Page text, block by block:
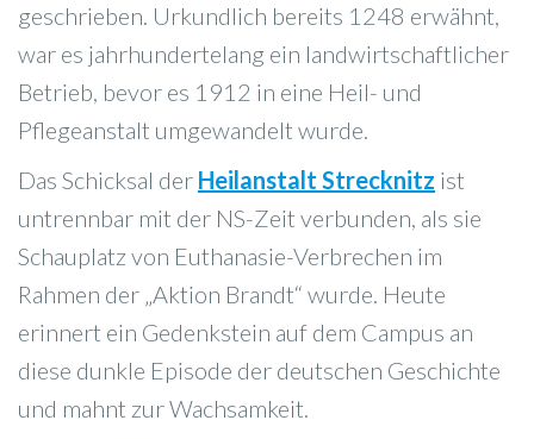
geschrieben. Urkundlich bereits 1248 erwähnt,
war es jahrhundertelang ein landwirtschaftlicher
Betrieb, bevor es 1912 in eine Heil- und
Pflegeanstalt umgewandelt wurde.
Das Schicksal der Heilanstalt Strecknitz ist
untrennbar mit der NS-Zeit verbunden, als sie
Schauplatz von Euthanasie-Verbrechen im
Rahmen der „Aktion Brandt“ wurde. Heute
erinnert ein Gedenkstein auf dem Campus an
diese dunkle Episode der deutschen Geschichte
und mahnt zur Wachsamkeit.